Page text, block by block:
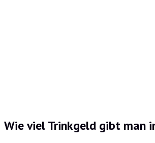
Wie viel Trinkgeld gibt man